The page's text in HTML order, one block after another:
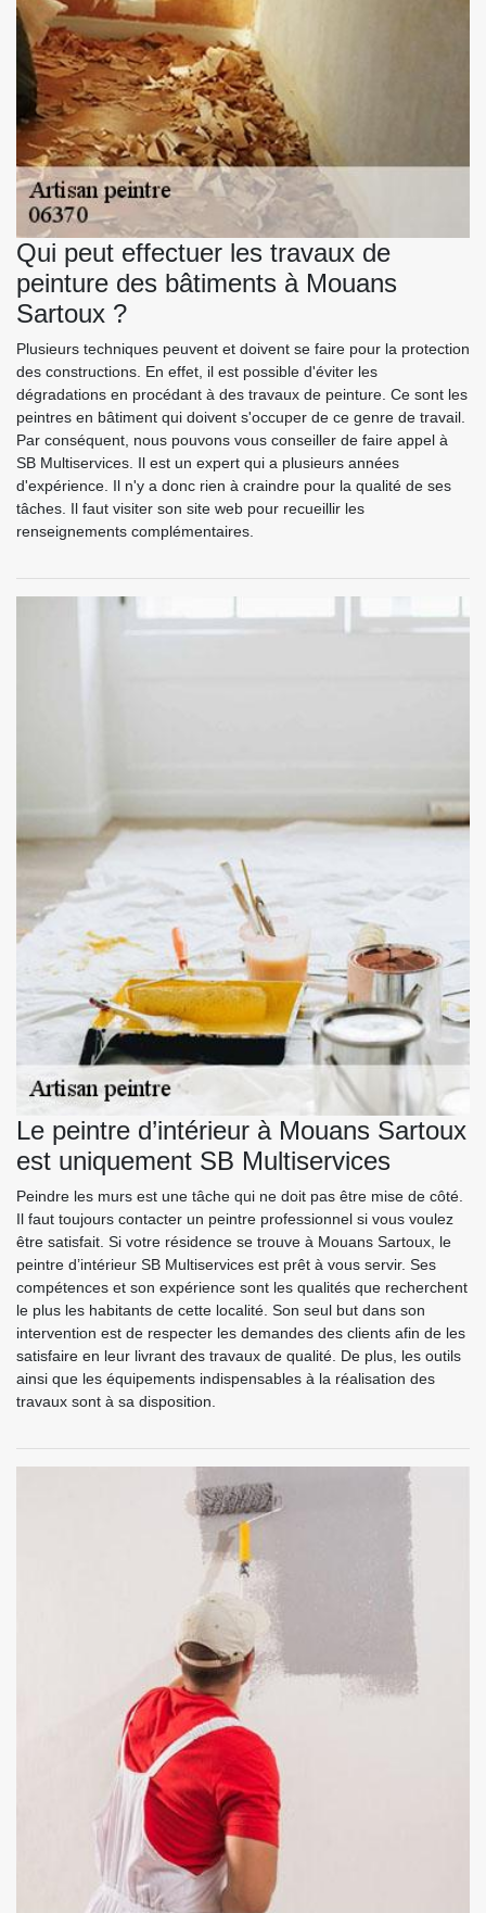
Qui peut effectuer les travaux de
peinture des bâtiments à Mouans
Sartoux ?
Plusieurs techniques peuvent et doivent se faire pour la protection
des constructions. En effet, il est possible d'éviter les
dégradations en procédant à des travaux de peinture. Ce sont les
peintres en bâtiment qui doivent s'occuper de ce genre de travail.
Par conséquent, nous pouvons vous conseiller de faire appel à
SB Multiservices. Il est un expert qui a plusieurs années
d'expérience. Il n'y a donc rien à craindre pour la qualité de ses
tâches. Il faut visiter son site web pour recueillir les
renseignements complémentaires.
Le peintre d’intérieur à Mouans Sartoux
est uniquement SB Multiservices
Peindre les murs est une tâche qui ne doit pas être mise de côté.
Il faut toujours contacter un peintre professionnel si vous voulez
être satisfait. Si votre résidence se trouve à Mouans Sartoux, le
peintre d’intérieur SB Multiservices est prêt à vous servir. Ses
compétences et son expérience sont les qualités que recherchent
le plus les habitants de cette localité. Son seul but dans son
intervention est de respecter les demandes des clients afin de les
satisfaire en leur livrant des travaux de qualité. De plus, les outils
ainsi que les équipements indispensables à la réalisation des
travaux sont à sa disposition.